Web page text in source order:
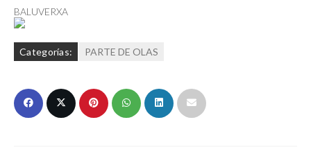
BALUVERXA
Categorías: PARTE DE OLAS